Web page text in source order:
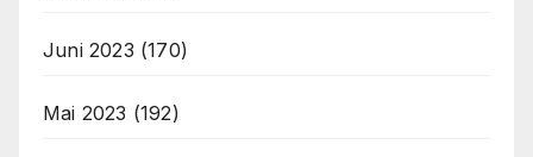
Juni 2023 (170)
Mai 2023 (192)